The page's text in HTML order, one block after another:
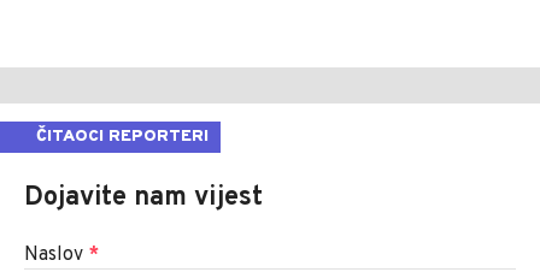
ČITAOCI REPORTERI
Dojavite nam vijest
Naslov *